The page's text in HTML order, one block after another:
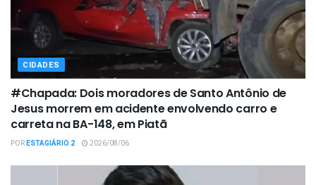
CIDADES
#Chapada: Dois moradores de Santo Antônio de
Jesus morrem em acidente envolvendo carro e
carreta na BA-148, em Piatã
PORESTAGIÁRIO 2 2026/08/06